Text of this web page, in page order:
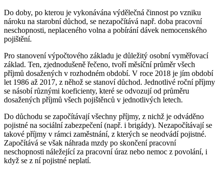
Do doby, po kterou je vykonávána výdělečná činnost po vzniku
nároku na starobní důchod, se nezapočítává např. doba pracovní
neschopnosti, neplaceného volna a pobírání dávek nemocenského
pojištění.
Pro stanovení výpočtového základu je důležitý osobní vyměřovací
základ. Ten, zjednodušeně řečeno, tvoří měsíční průměr všech
příjmů dosažených v rozhodném období. V roce 2018 je jím období
let 1986 až 2017, z něhož se stanoví důchod. Jednotlivé roční příjmy
se násobí různými koeficienty, které se odvozují od průměru
dosažených příjmů všech pojištěnců v jednotlivých letech.
Do důchodu se započítávají všechny příjmy, z nichž je odváděno
pojistné na sociální zabezpečení (např. i brigády). Nezapočítávají se
takové příjmy v rámci zaměstnání, z kterých se neodvádí pojistné.
Započítává se však náhrada mzdy po skončení pracovní
neschopnosti náležející za pracovní úraz nebo nemoc z povolání, i
když se z ní pojistné neplatí.